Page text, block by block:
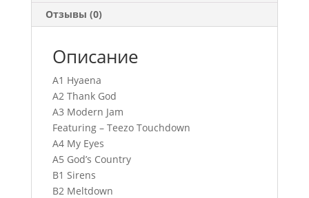
Отзывы (0)
Описание
A1 Hyaena
A2 Thank God
A3 Modern Jam
Featuring – Teezo Touchdown
A4 My Eyes
A5 God’s Country
B1 Sirens
B2 Meltdown